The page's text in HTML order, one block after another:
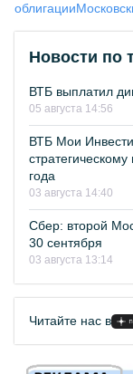
облигации
Новости по
ВТБ выплатил
05 августа 14:56
ВТБ Мои
года
03 августа 14:40
Сбер: второй
30 сентября
03 августа 13:14
Читайте нас в